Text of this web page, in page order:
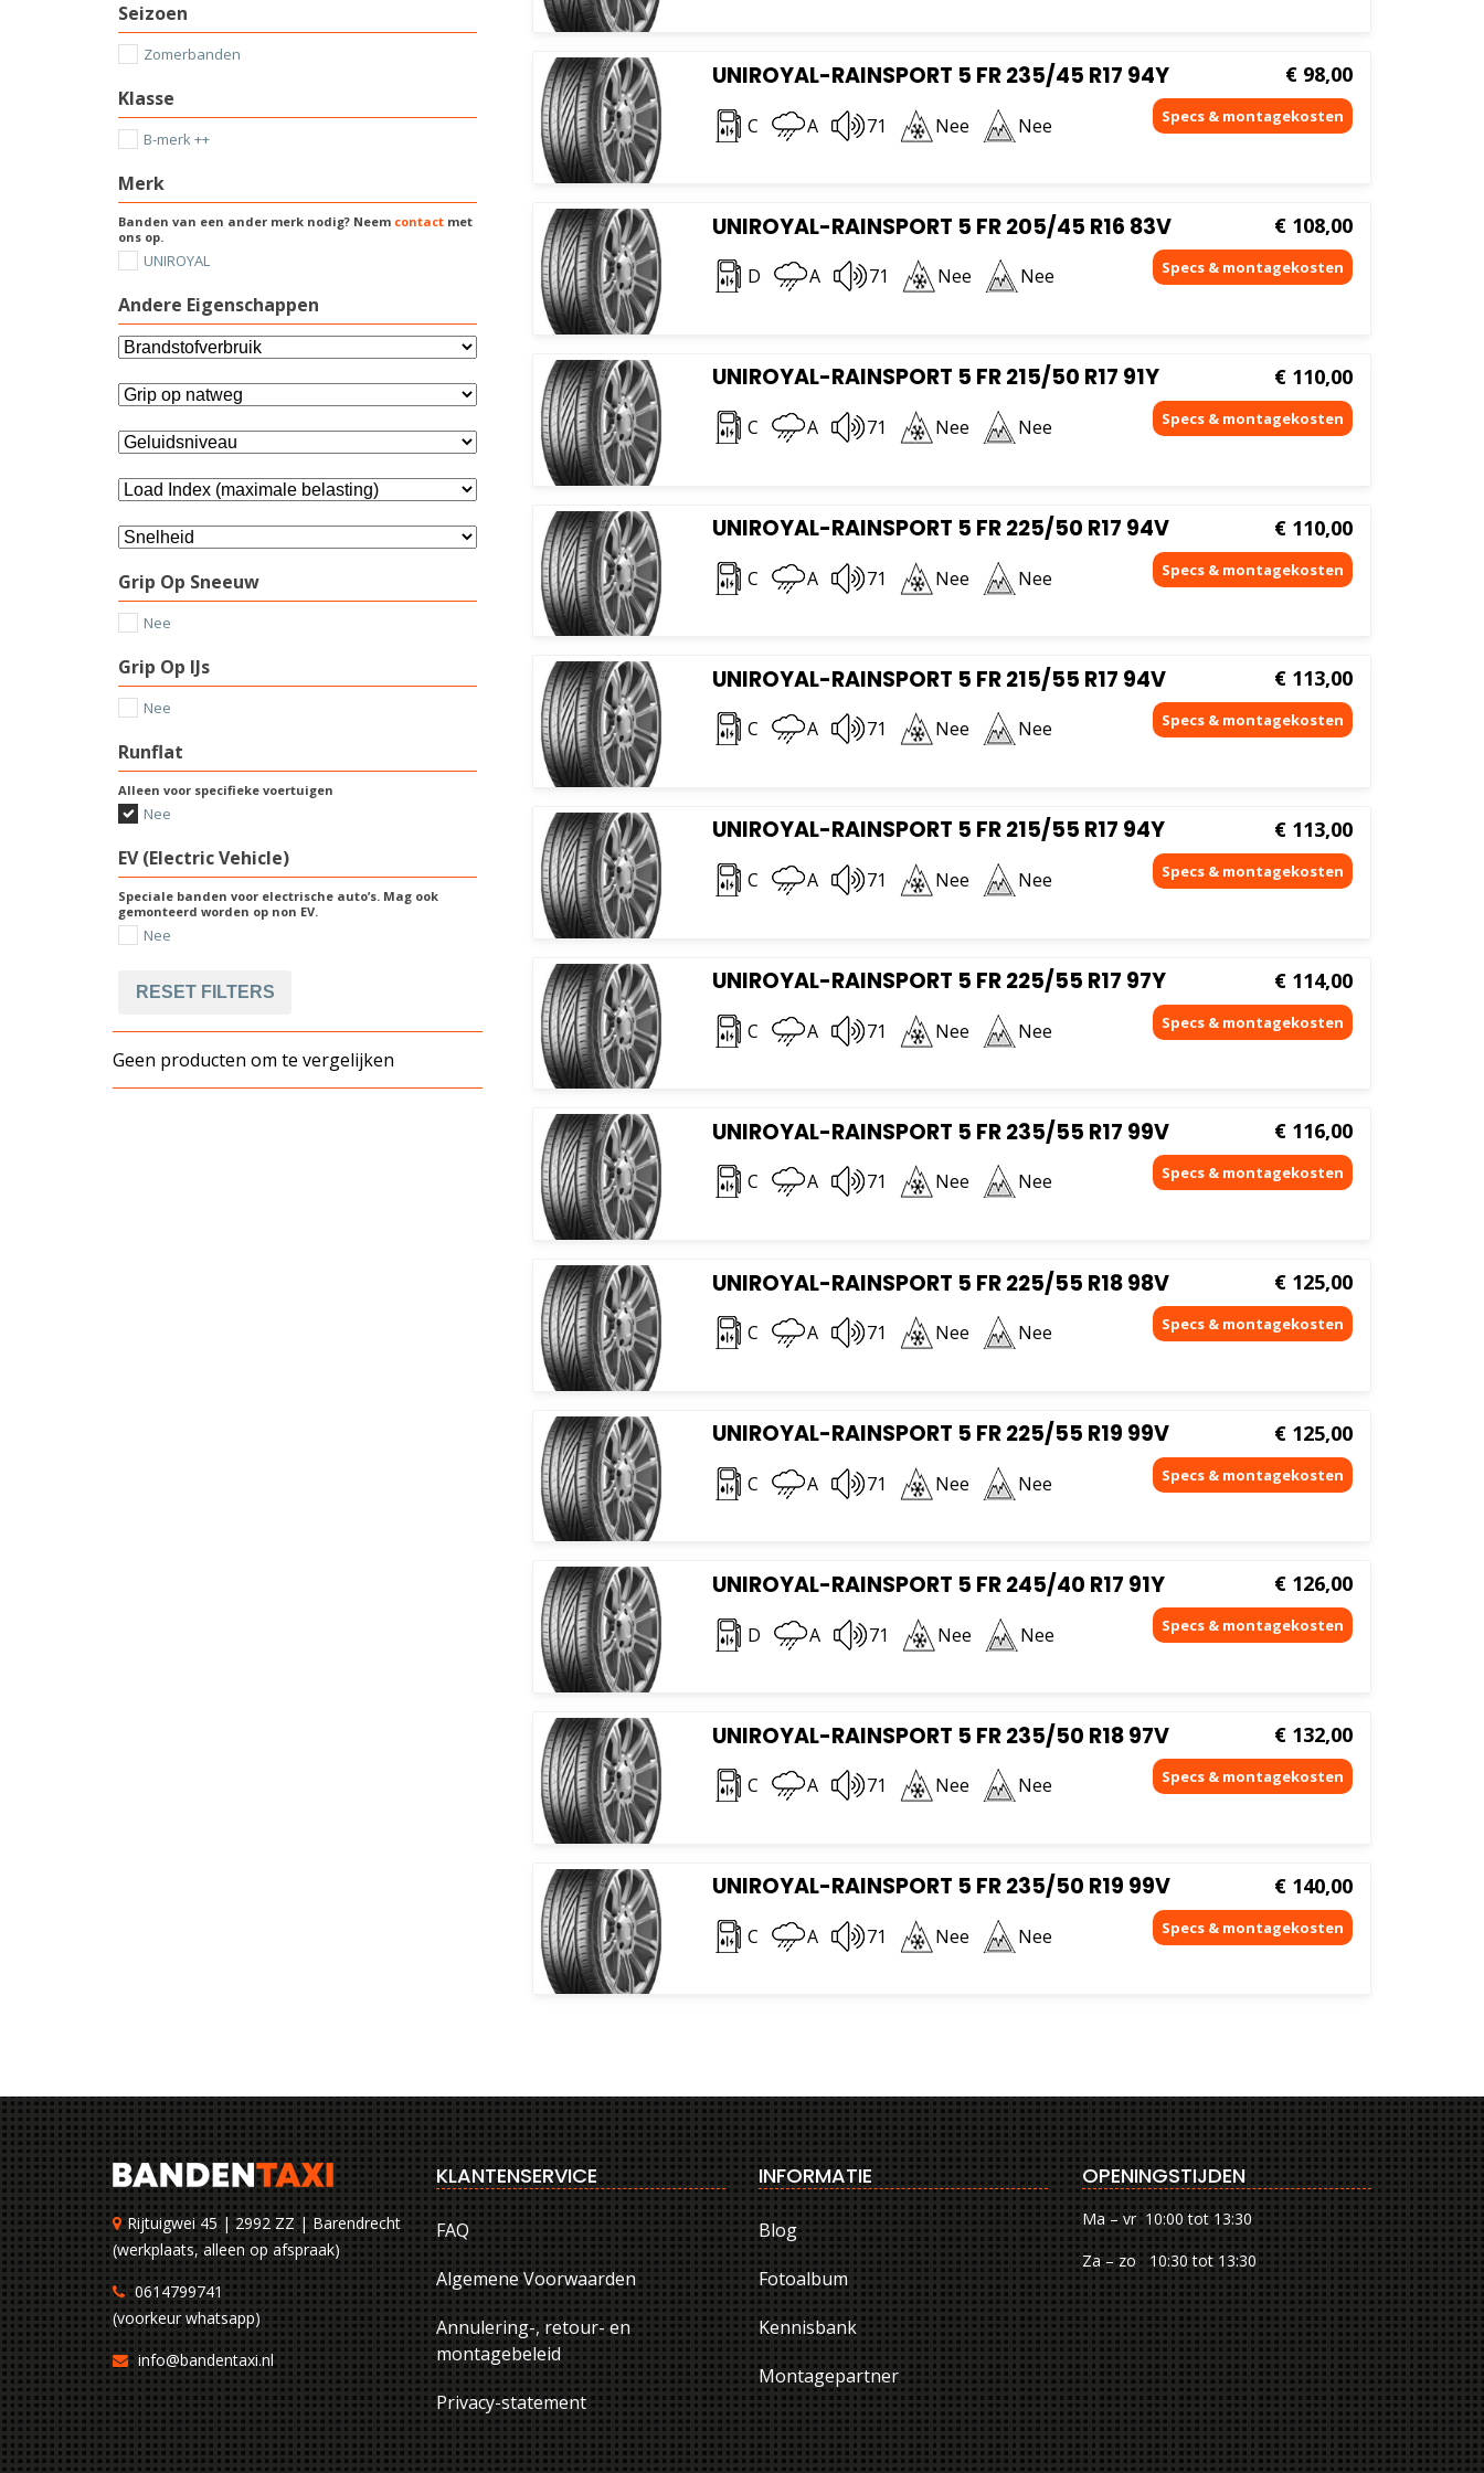
UNIROYAL-RAINSPORT 5 FR 235/45 R17 94Y
C A 71 Nee Nee
€ 98,00
UNIROYAL-RAINSPORT 5 FR 205/45 R16 83V
D A 71 Nee Nee
€ 108,00
UNIROYAL-RAINSPORT 5 FR 215/50 R17 91Y
C A 71 Nee Nee
€ 110,00
UNIROYAL-RAINSPORT 5 FR 225/50 R17 94V
C A 71 Nee Nee
€ 110,00
UNIROYAL-RAINSPORT 5 FR 215/55 R17 94V
C A 71 Nee Nee
€ 113,00
UNIROYAL-RAINSPORT 5 FR 215/55 R17 94Y
C A 71 Nee Nee
€ 113,00
UNIROYAL-RAINSPORT 5 FR 225/55 R17 97Y
C A 71 Nee Nee
€ 114,00
UNIROYAL-RAINSPORT 5 FR 235/55 R17 99V
C A 71 Nee Nee
€ 116,00
UNIROYAL-RAINSPORT 5 FR 225/55 R18 98V
C A 71 Nee Nee
€ 125,00
UNIROYAL-RAINSPORT 5 FR 225/55 R19 99V
C A 71 Nee Nee
€ 125,00
UNIROYAL-RAINSPORT 5 FR 245/40 R17 91Y
D A 71 Nee Nee
€ 126,00
UNIROYAL-RAINSPORT 5 FR 235/50 R18 97V
C A 71 Nee Nee
€ 132,00
UNIROYAL-RAINSPORT 5 FR 235/50 R19 99V
C A 71 Nee Nee
€ 140,00
Seizoen
Zomerbanden
Klasse
B-merk ++
Merk
Banden van een ander merk nodig? Neem contact met
ons op.
UNIROYAL
Andere Eigenschappen
Grip Op Sneeuw
Nee
Grip Op IJs
Nee
Runflat
Alleen voor specifieke voertuigen
Nee
EV (Electric Vehicle)
Speciale banden voor electrische auto’s. Mag ook
gemonteerd worden op non EV.
Nee
RESET FILTERS
Geen producten om te vergelijken
Rijtuigwei 45 | 2992 ZZ | Barendrecht
(werkplaats, alleen op afspraak)
0614799741
(voorkeur whatsapp)
info@bandentaxi.nl
KLANTENSERVICE
FAQ
Algemene Voorwaarden
Annulering-, retour- en
montagebeleid
Privacy-statement
INFORMATIE
Blog
Fotoalbum
Kennisbank
Montagepartner
OPENINGSTIJDEN
Ma – vr 10:00 tot 13:30
Za – zo 10:30 tot 13:30